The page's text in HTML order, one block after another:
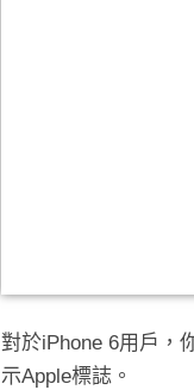
對於iPhone 6用戶，
示Apple標誌。